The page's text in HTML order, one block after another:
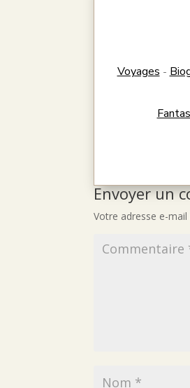
Voyages -
Envoyer un
Votre adresse e-